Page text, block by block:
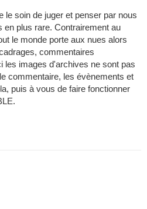
le soin de juger et penser par nous
en plus rare. Contrairement au
le monde porte aux nues alors
commentaires
les images d'archives ne sont pas
commentaire, les évènements et
puis à vous de faire fonctionner